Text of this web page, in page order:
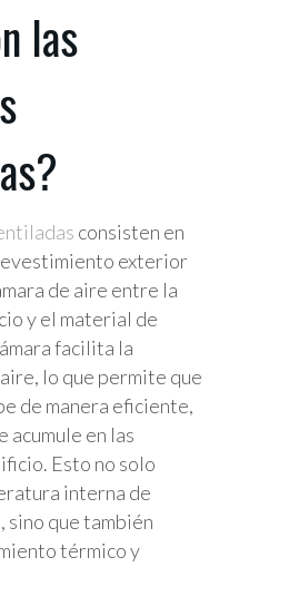
las
consisten en
exterior
de aire entre la
y el material de
facilita la
lo que permite que
de manera eficiente,
acumule en las
Esto no solo
interna de
sino que también
térmico y